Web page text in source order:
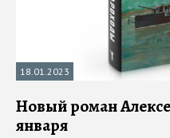
18.01.2023
Новый роман
января